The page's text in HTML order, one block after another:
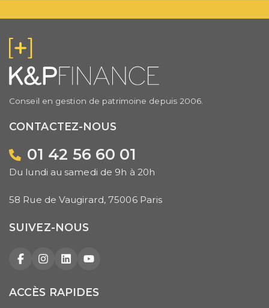
Conseil en gestion de patrimoine depuis 2006.
CONTACTEZ-NOUS
01 42 56 60 01
Du lundi au samedi de 9h à 20h
58 Rue de Vaugirard, 75006 Paris
SUIVEZ-NOUS
FacebookInstagram
LinkedInYouTube
ACCÈS RAPIDES